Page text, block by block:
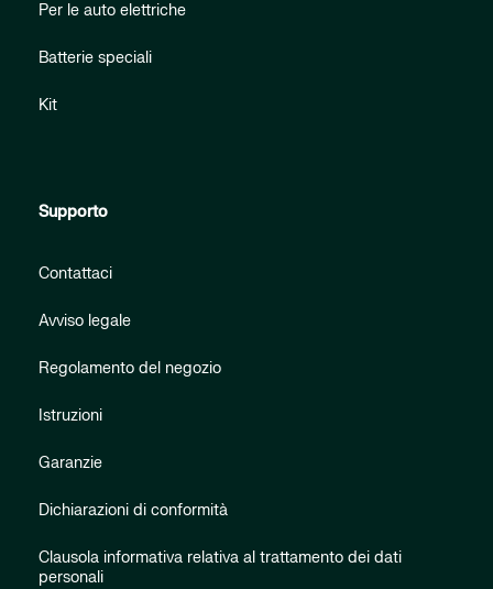
Per le auto elettriche
Batterie speciali
Kit
Supporto
Contattaci
Avviso legale
Regolamento del negozio
Istruzioni
Garanzie
Dichiarazioni di conformità
Clausola informativa relativa al trattamento dei dati
personali